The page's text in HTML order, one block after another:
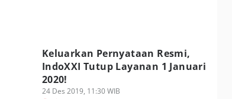
Keluarkan Pernyataan Resmi,
IndoXXI Tutup Layanan 1 Januari
2020!
24 Des 2019, 11:30 WIB